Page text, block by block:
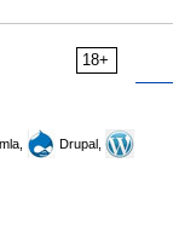
18+
Drupal,